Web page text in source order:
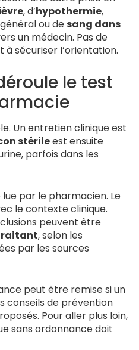
, d’hypothermie,
ou desang dans
un médecin. Pas de
à sécuriser l’orientation.
le test
Un entretien clinique est
stérileest ensuite
parfois dans les
par le pharmacien. Le
le contexte clinique.
peuvent être
, selon les
par les sources
peut être remise si un
conseils de prévention
Pour aller plus loin,
sans ordonnance doit